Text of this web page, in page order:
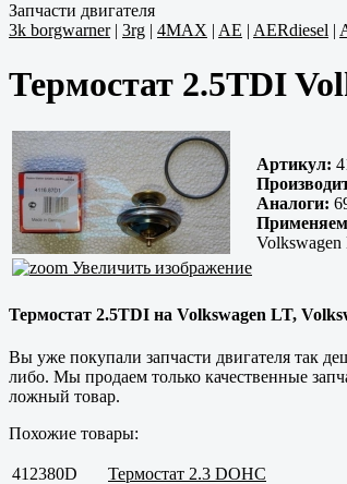
Запчасти двигателя
3k borgwarner| 3rg | 4MAX | AE | AERdiesel |
Термостат 2.5TDI
Увеличить изображение
Артикул:
Аналоги:
Volkswagen
Термостат 2.5TDI на Volkswagen LT,
Вы уже покупали запчасти двигателя так
либо. Мы продаем только качественные
ложный товар.
Похожие товары:
412380D Термостат 2.3 DOHC